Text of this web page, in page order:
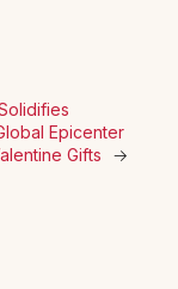
Epicenter
Gifts
→